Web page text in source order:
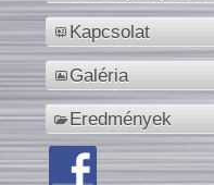
Kapcsolat
Galéria
Eredmények